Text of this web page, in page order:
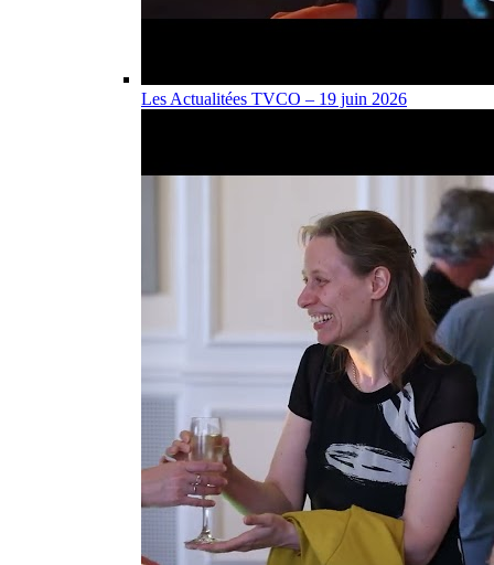
Les Actualitées TVCO – 19 juin 2026